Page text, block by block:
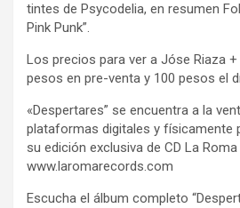
tintes de Psycodelia, en resumen
Pink Punk”.
Los precios para ver a Jóse Riaza
pesos en pre-venta y 100 pesos el
«Despertares” se encuentra a la
plataformas digitales y físicamente
su edición exclusiva de CD La
www.laromarecords.com
Escucha el álbum completo